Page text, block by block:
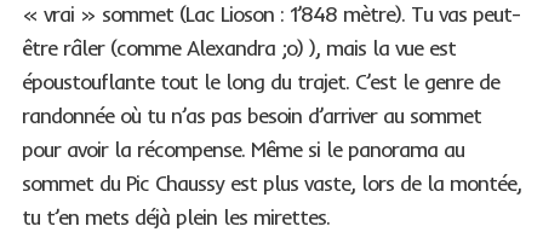
« vrai » sommet (Lac Lioson : 1’848 mètre). Tu vas peut-
être râler (comme Alexandra ;o) ), mais la vue est
époustouflante tout le long du trajet. C’est le genre de
randonnée où tu n’as pas besoin d’arriver au sommet
pour avoir la récompense. Même si le panorama au
sommet du Pic Chaussy est plus vaste, lors de la montée,
tu t’en mets déjà plein les mirettes.
r
c
h
r
: